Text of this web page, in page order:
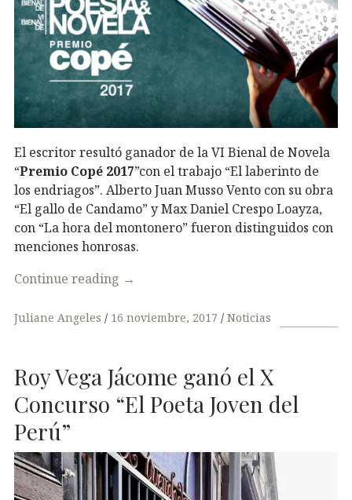
El escritor resultó ganador de la VI Bienal de Novela
“Premio Copé 2017”con el trabajo “El laberinto de
los endriagos”. Alberto Juan Musso Vento con su obra
“El gallo de Candamo” y Max Daniel Crespo Loayza,
con “La hora del montonero” fueron distinguidos con
menciones honrosas.
Continue reading →
Juliane Angeles 16 noviembre, 2017 Noticias
Roy​ ​Vega​ ​Jácome​ ​ganó el​ ​X​ ​
Concurso​ “El​ ​Poeta​ ​Joven​ ​del​ ​
Perú”